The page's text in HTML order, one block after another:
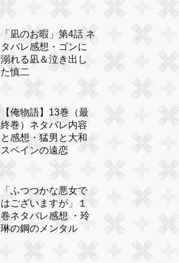
「凪のお暇」第4話 ネ
タバレ感想・ゴンに
溺れる凪＆泣き出し
た慎二
【俺物語】13巻（最
終巻）ネタバレ内容
と感想・猛男と大和
スペインの遠恋
「ふつつかな悪女で
はございますが」１
巻ネタバレ感想 ・玲
琳の鋼のメンタル